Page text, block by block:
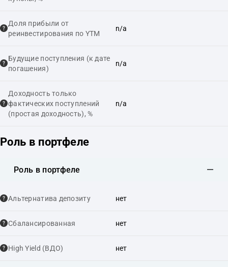
Доля прибыли от
реинвестирования по YTM
n/a
Будущие поступления (к дате
погашения)
n/a
Доходность только
фактических поступлений
(простая доходность), %
n/a
Роль в портфеле
Роль в портфеле
Альтернатива депозиту нет
Сбалансированная нет
High Yield (ВДО) нет